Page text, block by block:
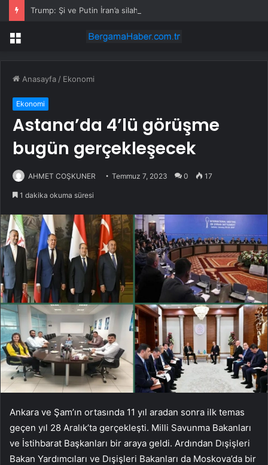
Trump: Şi ve Putin İran’a silah satmayacaklarını söyledi
Menü
Anasayfa / Ekonomi
Ekonomi
Astana’da 4’lü görüşme
bugün gerçekleşecek
AHMET COŞKUNER Temmuz 7, 2023 0 17
1 dakika okuma süresi
Ankara ve Şam’ın ortasında 11 yıl aradan sonra ilk temas
geçen yıl 28 Aralık’ta gerçekleşti. Milli Savunma Bakanları
ve İstihbarat Başkanları bir araya geldi. Ardından Dışişleri
Bakan Yardımcıları ve Dışişleri Bakanları da Moskova’da bir